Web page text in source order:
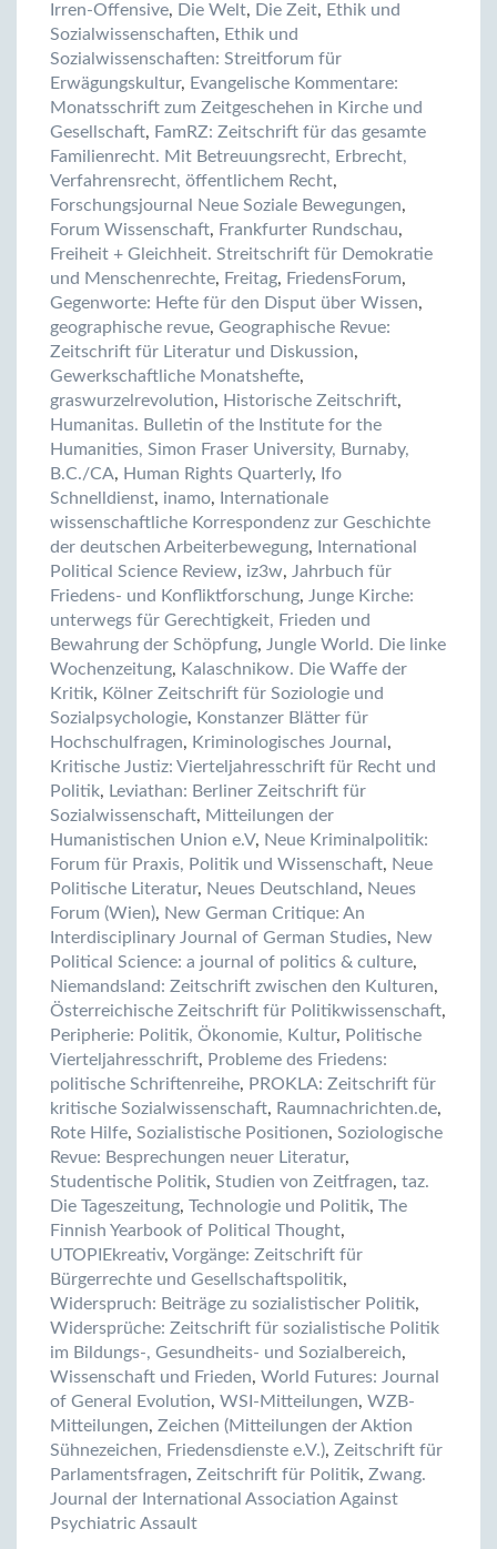
Irren-Offensive, Die Welt, Die Zeit, Ethik und
Sozialwissenschaften, Ethik und
Sozialwissenschaften: Streitforum für
Erwägungskultur, Evangelische Kommentare:
Monatsschrift zum Zeitgeschehen in Kirche und
Gesellschaft, FamRZ: Zeitschrift für das gesamte
Familienrecht. Mit Betreuungsrecht, Erbrecht,
Verfahrensrecht, öffentlichem Recht,
Forschungsjournal Neue Soziale Bewegungen,
Forum Wissenschaft, Frankfurter Rundschau,
Freiheit + Gleichheit. Streitschrift für Demokratie
und Menschenrechte, Freitag, FriedensForum,
Gegenworte: Hefte für den Disput über Wissen,
geographische revue, Geographische Revue:
Zeitschrift für Literatur und Diskussion,
Gewerkschaftliche Monatshefte,
graswurzelrevolution, Historische Zeitschrift,
Humanitas. Bulletin of the Institute for the
Humanities, Simon Fraser University, Burnaby,
B.C./CA, Human Rights Quarterly, Ifo
Schnelldienst, inamo,
Internationale
wissenschaftliche Korrespondenz zur Geschichte
der deutschen Arbeiterbewegung,
International
Political Science Review, iz3w, Jahrbuch für
Friedens- und Konfliktforschung, Junge Kirche:
unterwegs für Gerechtigkeit, Frieden und
Bewahrung der Schöpfung, Jungle World. Die linke
Wochenzeitung, Kalaschnikow. Die Waffe der
Kritik, Kölner Zeitschrift für Soziologie und
Sozialpsychologie, Konstanzer Blätter für
Hochschulfragen, Kriminologisches Journal ,
Kritische Justiz: Vierteljahresschrift für Recht und
Politik, Leviathan: Berliner Zeitschrift für
Sozialwissenschaft, Mitteilungen der
Humanistischen Union e.V, Neue Kriminalpolitik:
Forum für Praxis, Politik und Wissenschaft, Neue
Politische Literatur, Neues Deutschland, Neues
Forum (Wien), New German Critique: An
Interdisciplinary Journal of German Studies, New
Political Science: a journal of politics & culture,
Niemandsland: Zeitschrift zwischen den Kulturen,
Österreichische Zeitschrift für Politikwissenschaft,
Peripherie: Politik, Ökonomie, Kultur, Politische
Vierteljahresschrift, Probleme des Friedens:
politische Schriftenreihe, PROKLA: Zeitschrift für
kritische Sozialwissenschaft, Raumnachrichten.de,
Rote Hilfe, Sozialistische Positionen, Soziologische
Revue: Besprechungen neuer Literatur,
Studentische Politik, Studien von Zeitfragen, taz.
Die Tageszeitung, Technologie und Politik, The
Finnish Yearbook of Political Thought,
UTOPIEkreativ, Vorgänge: Zeitschrift für
Bürgerrechte und Gesellschaftspolitik,
Widerspruch: Beiträge zu sozialistischer Politik,
Widersprüche: Zeitschrift für sozialistische Politik
im Bildungs-, Gesundheits- und Sozialbereich,
Wissenschaft und Frieden, World Futures: Journal
of General Evolution, WSI-Mitteilungen, WZB-
Mitteilungen, Zeichen (Mitteilungen der Aktion
Sühnezeichen, Friedensdienste e.V.), Zeitschrift für
Parlamentsfragen, Zeitschrift für Politik, Zwang.
Journal der International Association Against
Psychiatric Assault